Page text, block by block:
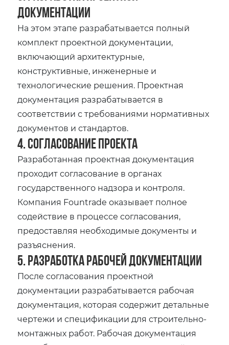
документации
На этом этапе разрабатывается полный
комплект проектной документации,
включающий архитектурные,
конструктивные, инженерные и
технологические решения. Проектная
документация разрабатывается в
соответствии с требованиями нормативных
документов и стандартов.
4. Согласование проекта
Разработанная проектная документация
проходит согласование в органах
государственного надзора и контроля.
Компания Fountrade оказывает полное
содействие в процессе согласования,
предоставляя необходимые документы и
разъяснения.
5. Разработка рабочей документации
После согласования проектной
документации разрабатывается рабочая
документация, которая содержит детальные
чертежи и спецификации для строительно-
монтажных работ. Рабочая документация